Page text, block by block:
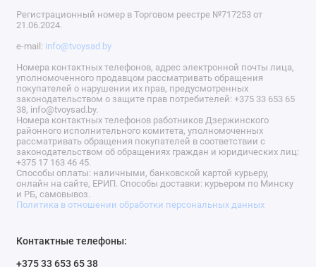
Регистрационный номер в Торговом реестре №717253 от
21.06.2024.
e-mail: info@tvoysad.by
Номера контактных телефонов, адрес электронной почты лица,
уполномоченного продавцом рассматривать обращения
покупателей о нарушении их прав, предусмотренных
законодательством о защите прав потребителей: +375 33 653 65
38, info@tvoysad.by.
Номера контактных телефонов работников Дзержинского
районного исполнительного комитета, уполномоченных
рассматривать обращения покупателей в соответствии с
законодательством об обращениях граждан и юридических лиц:
+375 17 163 46 45.
Способы оплаты: наличными, банковской картой курьеру,
онлайн на сайте, ЕРИП. Способы доставки: курьером по Минску
и РБ, самовывоз.
Политика в отношении обработки персональных данных
Контактные телефоны:
+375 33 653 65 38